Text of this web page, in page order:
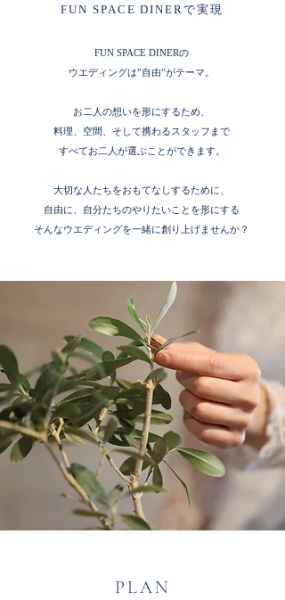
FUN SPACE DINERで実現
FUN SPACE DINERの
ウエディングは”自由”がテーマ。
お二人の想いを形にするため、
料理、空間、そして携わるスタッフまで
すべてお二人が選ぶことができます。
大切な人たちをおもてなしするために、
自由に、自分たちのやりたいことを形にする
そんなウエディングを一緒に創り上げませんか？
PLAN